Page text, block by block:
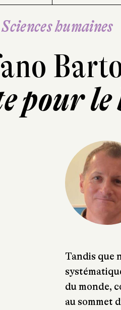
Sciences humaines
pour
Tandis que
du monde,
au sommet